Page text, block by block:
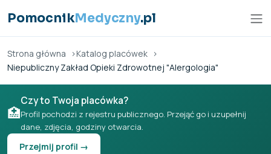
PomocnikMedyczny.pl
Strona główna
Katalog placówek
Niepubliczny Zakład Opieki Zdrowotnej "Alergologia"
🏥
Czy to Twoja placówka?
Profil pochodzi z rejestru publicznego. Przejąć go i uzupełnij
dane, zdjęcia, godziny otwarcia.
Przejmij profil →